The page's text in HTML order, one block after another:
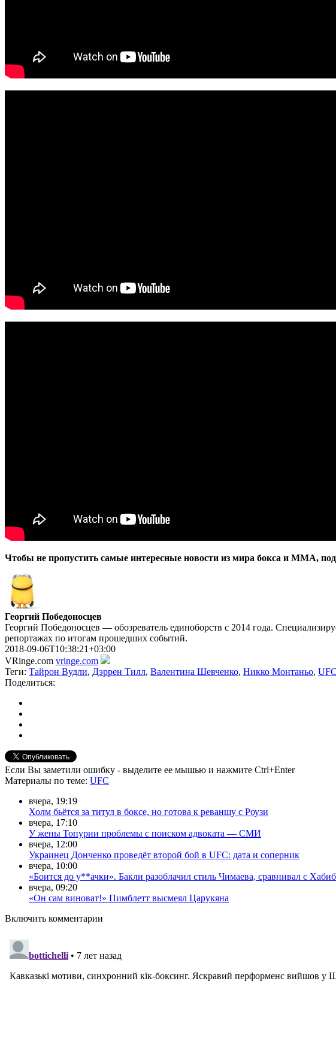
Чтобы не пропустить самые интересные новости из мира бокса и ММА,
Георгий Победоносцев
Георгий Победоносцев — обозреватель единоборств с 2014 года.
репортажах по итогам прошедших событий.
2018-09-06T10:38:21+03:00
VRinge.com vringe.com
Теги: Тайрон Вудли, Дэррен Тилл, Валентина Шевченко, Никко Монтаньо,
Поделиться:
Если Вы заметили ошибку - выделите ее мышью и нажмите Ctrl+Enter
Материалы по теме: UFC
вчера, 19:19
Холм бьётся за титул в боксе, но готова к реваншу с Роузи
вчера, 17:10
У жены Топурии проблемы с поиском адвоката — СМИ
вчера, 12:00
Украинец Донченко проведёт второй бой в UFC: дата и соперник
вчера, 10:00
«Боится до у**ачки». Бакли разоблачил стиль Чимаева, сравнивал с
вчера, 09:20
«Он сам виноват!» Пимблетт высмеял Царукяна
Включить комментарии